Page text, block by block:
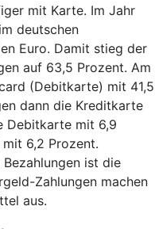
mit Karte. Im Jahr
deutschen
Euro. Damit stieg der
auf 63,5 Prozent. Am
(Debitkarte) mit 41,5
dann die Kreditkarte
Debitkarte mit 6,9
6,2 Prozent.
ist die
Zahlungen machen
aus.